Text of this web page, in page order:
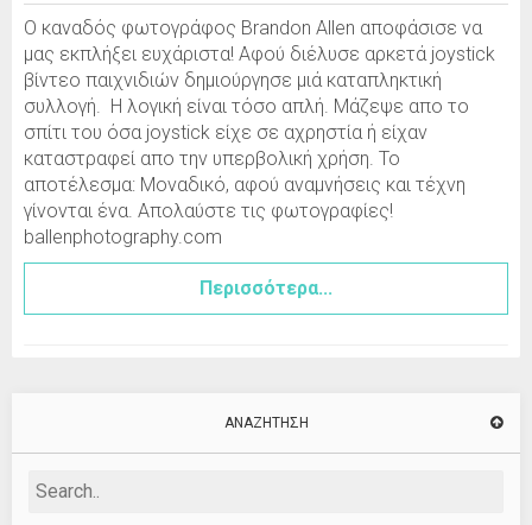
Ο καναδός φωτογράφος Brandon Allen αποφάσισε να
μας εκπλήξει ευχάριστα! Αφού διέλυσε αρκετά joystick
βίντεο παιχνιδιών δημιούργησε μιά καταπληκτική
συλλογή. Η λογική είναι τόσο απλή. Μάζεψε απο το
σπίτι του όσα joystick είχε σε αχρηστία ή είχαν
καταστραφεί απο την υπερβολική χρήση. Το
αποτέλεσμα: Μοναδικό, αφού αναμνήσεις και τέχνη
γίνονται ένα. Απολαύστε τις φωτογραφίες!
ballenphotography.com
Περισσότερα...
ΑΝΑΖΉΤΗΣΗ